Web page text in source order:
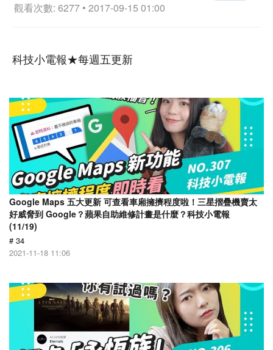
觀看次數: 6277 • 2017-09-15 01:00
科技小電報★每週五更新
Google Maps 五大更新 可查看車廂擁擠程度啦！三星摺疊機賣太
好威脅到 Google？蘋果自助維修計畫是什麼？科技小電報
(11/19)
# 34
2021-11-18 11:06